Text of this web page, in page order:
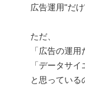
広告運用"だ
ただ、
「広告の運
「データサ
と思っている